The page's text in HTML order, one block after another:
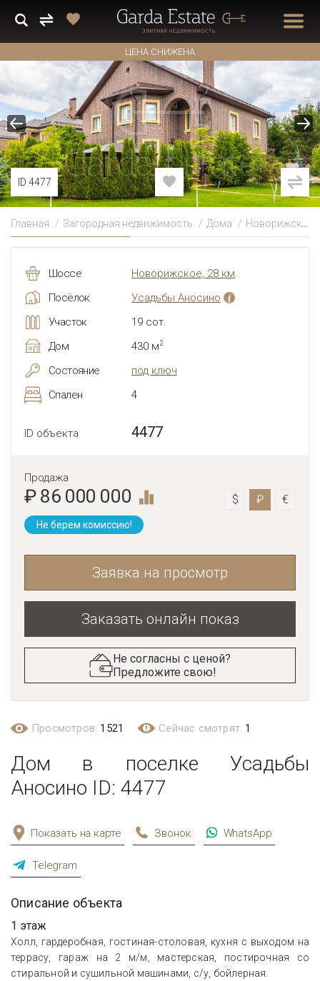
ЦЕНА СНИЖЕНА
ID 4477
Главная Загородная недвижимость Дома Новорижское
Шоссе
Новорижское, 28 км
Посёлок
Усадьбы Аносино i
Участок
19 сот.
Дом
430 м2
Состояние
под ключ
Спален
4
ID объекта 4477
Продажа
₽ 86 000 000 $ ₽ €
Не берем комиссию!
Заявка на просмотр
Заказать онлайн показ
Не согласны с ценой?
Предложите свою!
Просмотров: 1521 Сейчас смотрят: 1
Дом в поселке Усадьбы
Аносино ID: 4477
Показать на карте Звонок WhatsApp
Telegram
Описание объекта
1 этаж
Холл, гардеробная, гостиная-столовая, кухня с выходом на
террасу, гараж на 2 м/м, мастерская, постирочная со
стиральной и сушильной машинами, с/у, бойлерная.